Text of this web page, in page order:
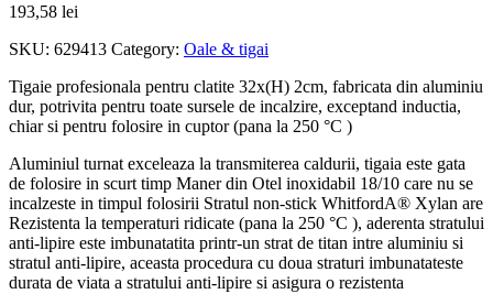
193,58 lei
SKU: 629413 Category: Oale & tigai
Tigaie profesionala pentru clatite 32x(H) 2cm, fabricata din aluminiu
dur, potrivita pentru toate sursele de incalzire, exceptand inductia,
chiar si pentru folosire in cuptor (pana la 250 °C )
Aluminiul turnat exceleaza la transmiterea caldurii, tigaia este gata
de folosire in scurt timp Maner din Otel inoxidabil 18/10 care nu se
incalzeste in timpul folosirii Stratul non-stick WhitfordA® Xylan are
Rezistenta la temperaturi ridicate (pana la 250 °C ), aderenta stratului
anti-lipire este imbunatatita printr-un strat de titan intre aluminiu si
stratul anti-lipire, aceasta procedura cu doua straturi imbunatateste
durata de viata a stratului anti-lipire si asigura o rezistenta